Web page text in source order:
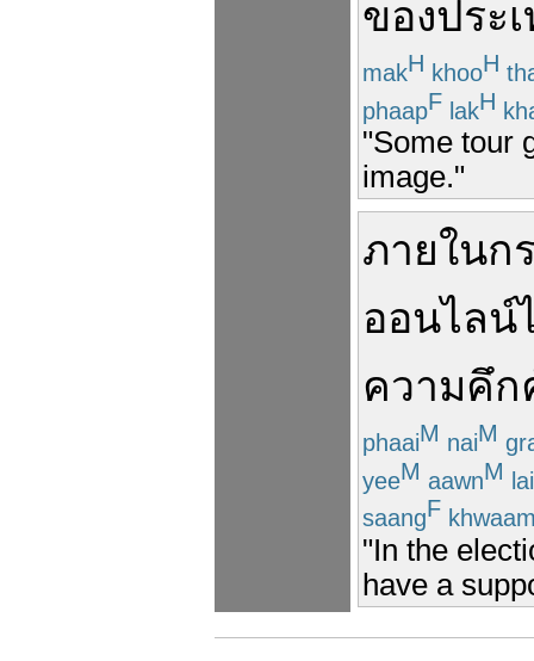
ของประ
makH khooH
phaapF lakH
"Some tour
image."
ภายในก
ออนไลน์
ความคึก
phaaiM naiM
yeeM aawnM lai
saangF
"In the
have a